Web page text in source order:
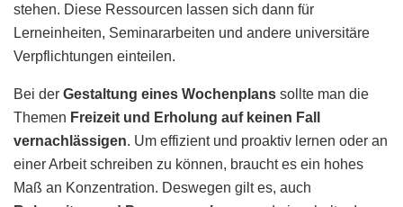
stehen. Diese Ressourcen lassen sich dann für
Lerneinheiten, Seminararbeiten und andere universitäre
Verpflichtungen einteilen.
Bei der Gestaltung eines Wochenplans sollte man die
Themen Freizeit und Erholung auf keinen Fall
vernachlässigen. Um effizient und proaktiv lernen oder an
einer Arbeit schreiben zu können, braucht es ein hohes
Maß an Konzentration. Deswegen gilt es, auch